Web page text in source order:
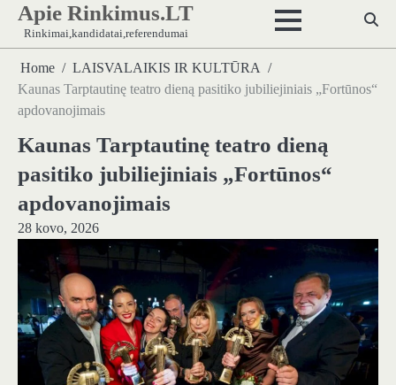
Skip
content
Apie Rinkimus.LT
Rinkimai,kandidatai,referendumai
Home
LAISVALAIKIS IR KULTŪRA
Kaunas Tarptautinę teatro dieną pasitiko jubiliejiniais „Fortūnos“
apdovanojimais
Kaunas Tarptautinę teatro dieną
pasitiko jubiliejiniais „Fortūnos“
apdovanojimais
28 kovo, 2026